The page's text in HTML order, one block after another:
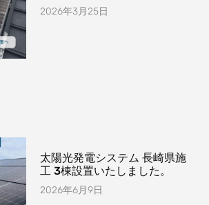
2026年3月25日
太陽光発電システム 長崎県施
工 3棟設置いたしました。
2026年6月9日